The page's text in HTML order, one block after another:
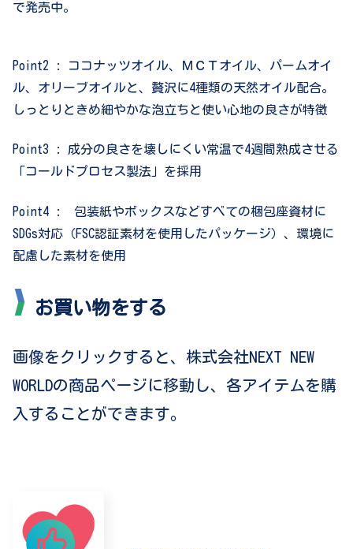
で発売中。
Point2 : ココナッツオイル、ＭＣＴオイル、パームオイ
ル、オリーブオイルと、贅沢に4種類の天然オイル配合。
しっとりときめ細やかな泡立ちと使い心地の良さが特徴
Point3 : 成分の良さを壊しにくい常温で4週間熟成させる
「コールドプロセス製法」を採用
Point4 : 包装紙やボックスなどすべての梱包座資材に
SDGs対応（FSC認証素材を使用したパッケージ）、環境に
配慮した素材を使用
お買い物をする
画像をクリックすると、株式会社NEXT NEW
WORLDの商品ページに移動し、各アイテムを購
入することができます。